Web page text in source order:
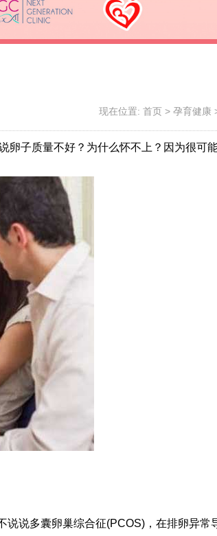
现在位置: 首页 > 孕育健康
子质量不好？为什么怀不上？因为很可
说说多囊卵巢综合征(PCOS)，在排卵异常